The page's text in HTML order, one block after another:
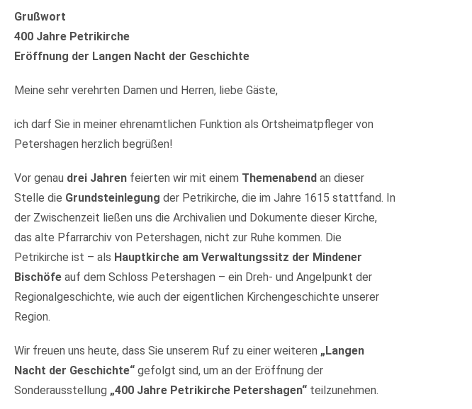
Grußwort
400 Jahre Petrikirche
Eröffnung der Langen Nacht der Geschichte
Meine sehr verehrten Damen und Herren, liebe Gäste,
ich darf Sie in meiner ehrenamtlichen Funktion als Ortsheimatpfleger von
Petershagen herzlich begrüßen!
Vor genau drei Jahren feierten wir mit einem Themenabend an dieser
Stelle die Grundsteinlegung der Petrikirche, die im Jahre 1615 stattfand. In
der Zwischenzeit ließen uns die Archivalien und Dokumente dieser Kirche,
das alte Pfarrarchiv von Petershagen, nicht zur Ruhe kommen. Die
Petrikirche ist – als Hauptkirche am Verwaltungssitz der Mindener
Bischöfe auf dem Schloss Petershagen – ein Dreh- und Angelpunkt der
Regionalgeschichte, wie auch der eigentlichen Kirchengeschichte unserer
Region.
Wir freuen uns heute, dass Sie unserem Ruf zu einer weiteren „Langen
Nacht der Geschichte“ gefolgt sind, um an der Eröffnung der
Sonderausstellung „400 Jahre Petrikirche Petershagen“ teilzunehmen.